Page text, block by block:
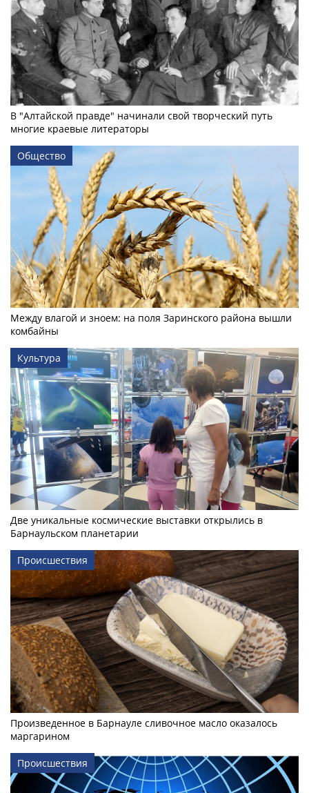
В "Алтайской правде" начинали свой творческий путь
многие краевые литераторы
Общество
Между влагой и зноем: на поля Заринского района вышли
комбайны
Культура
Две уникальные космические выставки открылись в
Барнаульском планетарии
Происшествия
Произведенное в Барнауле сливочное масло оказалось
маргарином
Происшествия